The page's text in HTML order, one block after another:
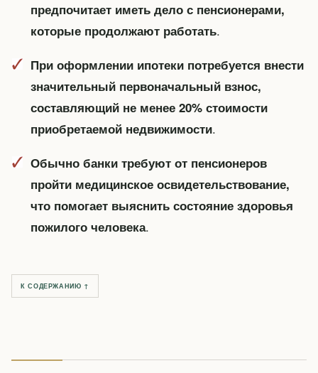
предпочитает иметь дело с пенсионерами,
которые продолжают работать.
При оформлении ипотеки потребуется внести
значительный первоначальный взнос,
составляющий не менее 20% стоимости
приобретаемой недвижимости.
Обычно банки требуют от пенсионеров
пройти медицинское освидетельствование,
что помогает выяснить состояние здоровья
пожилого человека.
К СОДЕРЖАНИЮ ↑